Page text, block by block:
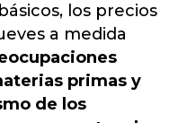
los precios
a medida
primas y
de los